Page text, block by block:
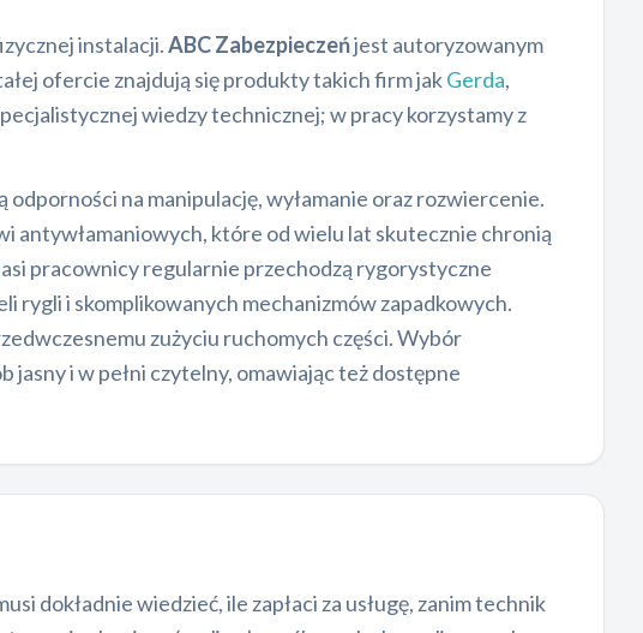
instalacji.ABC Zabezpieczeńjest autoryzowanym
ofercie znajdują się produkty takich firm jakGerda,
wiedzy technicznej; w pracy korzystamy z
na manipulację, wyłamanie oraz rozwiercenie.
antywłamaniowych, które od wielu lat skutecznie chronią
pracownicy regularnie przechodzą rygorystyczne
rygli i skomplikowanych mechanizmów zapadkowych.
zużyciu ruchomych części. Wybór
i w pełni czytelny, omawiając też dostępne
dokładnie wiedzieć, ile zapłaci za usługę, zanim technik